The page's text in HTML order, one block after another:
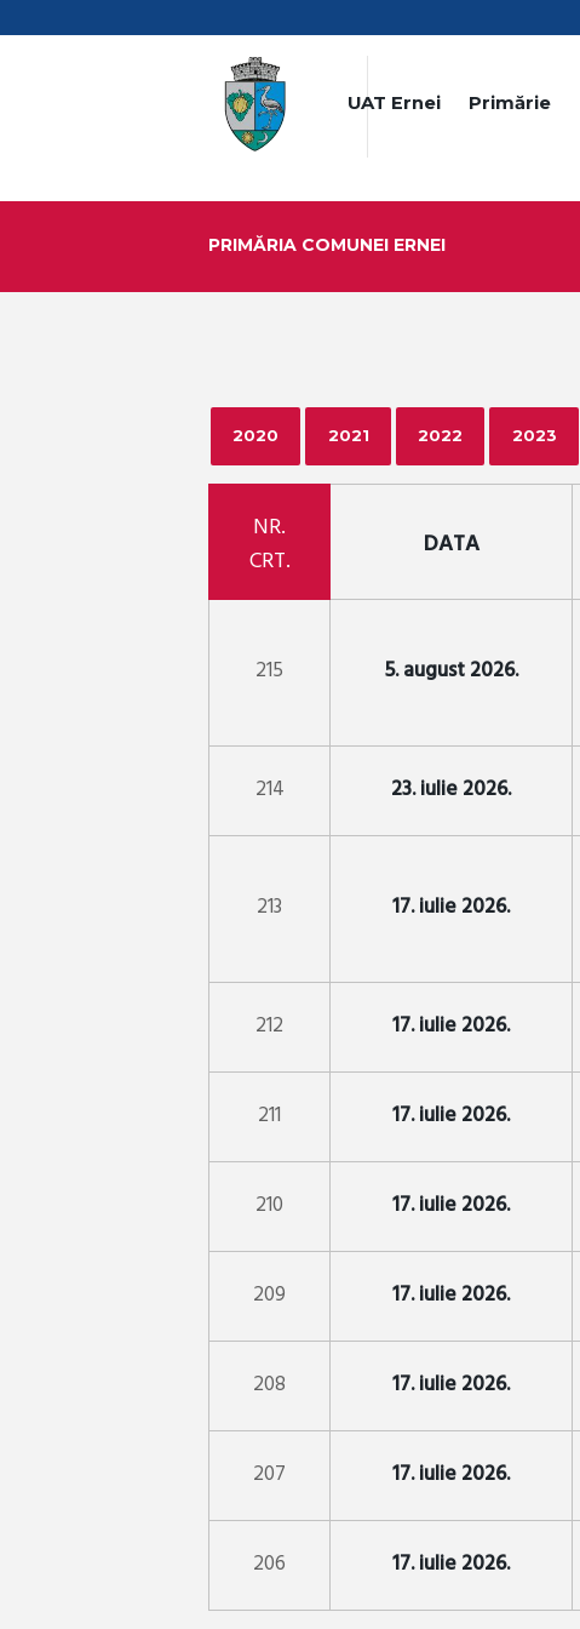
UAT Ernei Primărie
PRIMĂRIA COMUNEI ERNEI
2020 2021 2022 2023
NR.
CRT.
DATA
215 5. august 2026.
214 23. iulie 2026.
213 17. iulie 2026.
212 17. iulie 2026.
211 17. iulie 2026.
210 17. iulie 2026.
209 17. iulie 2026.
208 17. iulie 2026.
207 17. iulie 2026.
206 17. iulie 2026.